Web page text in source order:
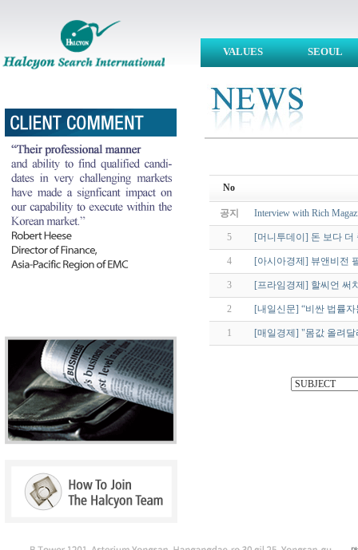
VALUES SEOUL
No
공지 Interview with Rich
5 [머니투데이] 돈 보다
4 [아시아경제] 뷰앤비전
3 [프라임경제] 할씨언 써
2 [내일신문] “비싼 법률
1 [매일경제] "몸값 올려